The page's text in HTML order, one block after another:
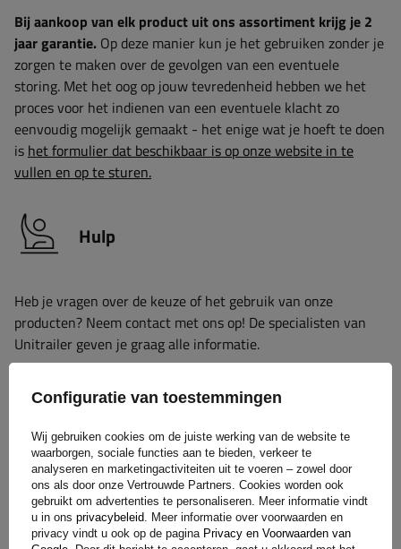
Bij aankoop van elk product uit ons assortiment krijg je 2
jaar garantie. Op deze manier kun je het gebruiken zonder je
zorgen te maken over de gevolgen van een eventuele
storing. Met het oog op jouw tevredenheid hebben we het
proces voor het indienen van een eventuele klacht zo
eenvoudig mogelijk gemaakt - het enige wat je hoeft te doen
is het formulier dat beschikbaar is op onze website in te
vullen en op te sturen.
Hulp
Heb je vragen over de keuze of het gebruik van onze
producten? Neem contact met ons op! De specialisten van
Unitrailer geven je graag alle informatie.
Specificaties
Configuratie van toestemmingen
Wij gebruiken cookies om de juiste werking van de website te
waarborgen, sociale functies aan te bieden, verkeer te
analyseren en marketingactiviteiten uit te voeren – zowel door
ons als door onze Vertrouwde Partners. Cookies worden ook
gebruikt om advertenties te personaliseren. Meer informatie vindt
u in ons privacybeleid . Meer informatie over voorwaarden en
privacy vindt u ook op de pagina Privacy en Voorwaarden van